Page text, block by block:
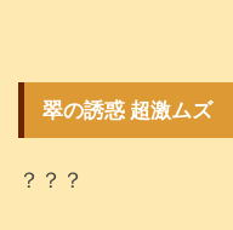
翠の誘惑 超激ムズ
？？？